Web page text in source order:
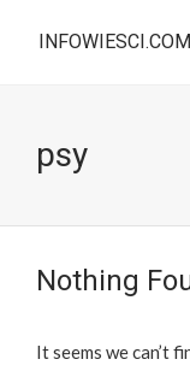
psy
Nothing
It seems we can’t